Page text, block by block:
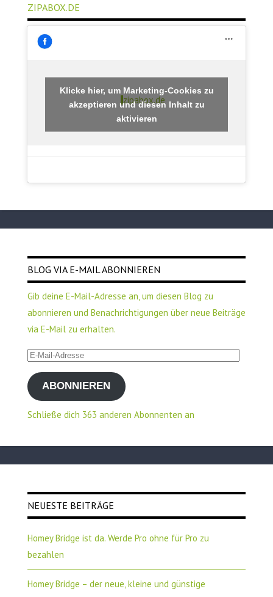
ZIPABOX.DE
zipabox.de
Klicke hier, um Marketing-Cookies zu
akzeptieren und diesen Inhalt zu
aktivieren
BLOG VIA E-MAIL ABONNIEREN
Gib deine E-Mail-Adresse an, um diesen Blog zu
abonnieren und Benachrichtigungen über neue Beiträge
via E-Mail zu erhalten.
E-
Mail-
AdresseABONNIEREN
Schließe dich 363 anderen Abonnenten an
NEUESTE BEITRÄGE
Homey Bridge ist da. Werde Pro ohne für Pro zu
bezahlen
Homey Bridge – der neue, kleine und günstige